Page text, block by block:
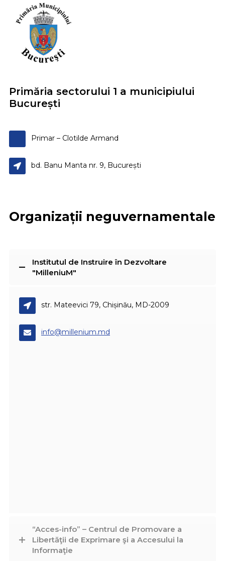
Primăria sectorului 1 a municipiului
București
Primar – Clotilde Armand
bd. Banu Manta nr. 9, București
Organizații neguvernamentale
Institutul de Instruire în Dezvoltare
"MilleniuM"
str. Mateevici 79, Chișinău, MD-2009
info@millenium.md
“Acces-info” – Centrul de Promovare a
Libertăţii de Exprimare şi a Accesului la
Informaţie